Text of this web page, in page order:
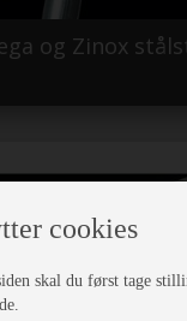
og Zinox
cookies
skal du først tage